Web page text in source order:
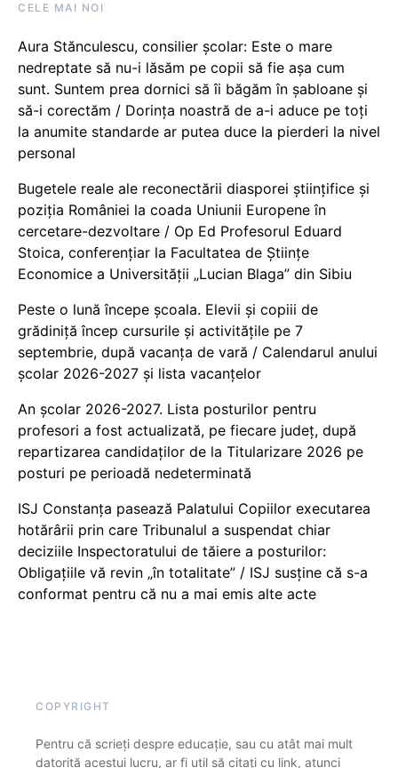
CELE MAI NOI
Aura Stănculescu, consilier școlar: Este o mare
nedreptate să nu-i lăsăm pe copii să fie așa cum
sunt. Suntem prea dornici să îi băgăm în șabloane și
să-i corectăm / Dorința noastră de a-i aduce pe toți
la anumite standarde ar putea duce la pierderi la nivel
personal
Bugetele reale ale reconectării diasporei științifice și
poziția României la coada Uniunii Europene în
cercetare-dezvoltare / Op Ed Profesorul Eduard
Stoica, conferențiar la Facultatea de Științe
Economice a Universității „Lucian Blaga” din Sibiu
Peste o lună începe școala. Elevii și copiii de
grădiniță încep cursurile și activitățile pe 7
septembrie, după vacanța de vară / Calendarul anului
școlar 2026-2027 și lista vacanțelor
An școlar 2026-2027. Lista posturilor pentru
profesori a fost actualizată, pe fiecare județ, după
repartizarea candidaților de la Titularizare 2026 pe
posturi pe perioadă nedeterminată
ISJ Constanța pasează Palatului Copiilor executarea
hotărârii prin care Tribunalul a suspendat chiar
deciziile Inspectoratului de tăiere a posturilor:
Obligațiile vă revin „în totalitate” / ISJ susține că s-a
conformat pentru că nu a mai emis alte acte
COPYRIGHT
Pentru că scrieți despre educație, sau cu atât mai mult
datorită acestui lucru, ar fi util să citați cu link, atunci